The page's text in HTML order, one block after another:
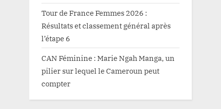
Tour de France Femmes 2026 :
Résultats et classement général après
l’étape 6
CAN Féminine : Marie Ngah Manga, un
pilier sur lequel le Cameroun peut
compter